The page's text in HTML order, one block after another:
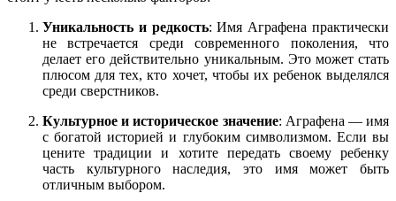
Уникальность и редкость: Имя Аграфена практически
не встречается среди современного поколения, что
делает его действительно уникальным. Это может стать
плюсом для тех, кто хочет, чтобы их ребенок выделялся
среди сверстников.
Культурное и историческое значение: Аграфена — имя
с богатой историей и глубоким символизмом. Если вы
цените традиции и хотите передать своему ребенку
часть культурного наследия, это имя может быть
отличным выбором.